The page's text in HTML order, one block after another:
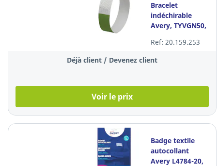
Bracelet
indéchirable
Avery, TYVGN50,
256x19mm, boîte
de 500
Ref: 20.159.253
Déjà client / Devenez client
Voir le prix
Badge textile
autocollant
Avery L4784-20,